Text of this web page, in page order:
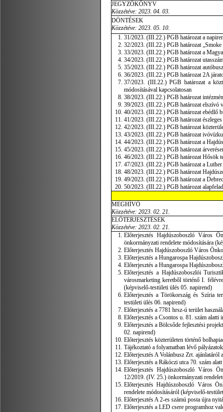
JEGYZŐKÖNYV
Közzétéve: 2023. 04. 03.
DÖNTÉSEK
Közzétéve: 2023. 05. 10.
31/2023. (III.22.) PGB határozat a
32/2023. (III.22.) PGB határozat
33/2023. (III.22.) PGB határozat a
34/2023. (III.22.) PGB határozat
35/2023. (III.22.) PGB határozat
36/2023. (III.22.) PGB határozat 2A
37/2023. (III.22.) PGB határozat a
módosításával kapcsolatosan
38/2023. (III.22.) PGB határozat
39/2023. (III.22.) PGB határozat elszívó
40/2023. (III.22.) PGB határozat ebédlő
41/2023. (III.22.) PGB határozat
42/2023. (III.22.) PGB határozat
43/2023. (III.22.) PGB határozat
44/2023. (III.22.) PGB határozat a
45/2023. (III.22.) PGB határozat
46/2023. (III.22.) PGB határozat Hősök
47/2023. (III.22.) PGB határozat a Luther
48/2023. (III.22.) PGB határozat
49/2023. (III.22.) PGB határozat a
50/2023. (III.22.) PGB határozat
MEGHÍVÓ
Közzétéve: 2023. 02. 21.
ELŐTERJESZTÉSEK
Közzétéve: 2023. 02. 21.
Előterjesztés Hajdúszoboszló Város
önkormányzati rendelete módosítására
Előterjesztés Hajdúszoboszló Város
Előterjesztés a Hungarospa
Előterjesztés a Hungarospa
Előterjesztés a Hajdúszoboszlói
városmarketing keretből történő I.
(képviselő-testületi ülés 05. napirend)
Előterjesztés a Törökország és Szíria
testületi ülés 06. napirend)
Előterjesztés a 7781 hrsz-ú terület
Előterjesztés a Csontos u. 81. szám
Előterjesztés a Bölcsőde fejlesztési
02. napirend)
Előterjesztés közterületen történő
Tájékoztató a folyamatban lévő
Előterjesztés A Volánbusz Zrt. ajánlatáról
Előterjesztés a Rákóczi utca 70. szám
Előterjesztés Hajdúszoboszló Város
12/2019. (IV. 25.) önkormányzati
Előterjesztés Hajdúszoboszló Város
rendelete módosításáról (képviselő-
Előterjesztés A 2-es számú posta újra
Előterjesztés a LED csere programhoz